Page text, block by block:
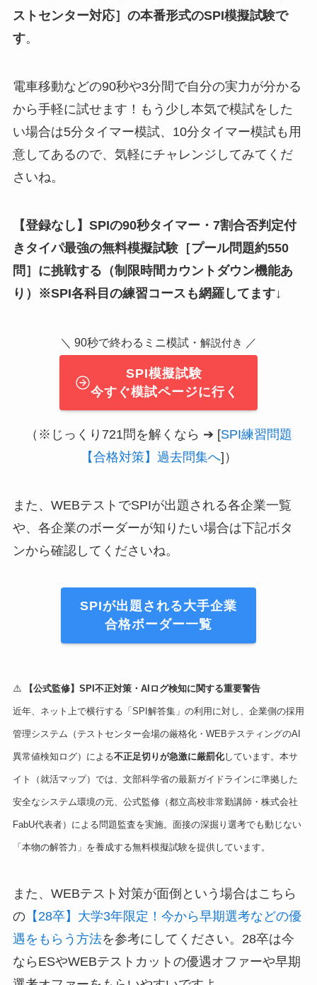
ストセンター対応］ の本番形式のSPI模擬試験で
す。
電車移動などの90秒や3分間で自分の実力が分かる
から手軽に試せます！もう少し本気で模試をした
い場合は5分タイマー模試、10分タイマー模試も用
意してあるので、気軽にチャレンジしてみてくだ
さいね。
【登録なし】SPIの90秒タイマー・7割合否判定付
きタイパ最強の無料模擬試験［プール問題約550
問 ］ に挑戦する（制限時間カウントダウン機能あ
り）※SPI各科目の練習コースも網羅してます↓
＼ 90秒で終わるミニ模試・ 解説付き ／
SPI模擬試験
今すぐ模試ページに行く
（※じっくり721問を解くなら ➔ [SPI練習問題
【合格対策】過去問集へ]）
また、WEBテストでSPIが出題される各企業一覧
や、各企業のボーダーが知りたい場合は下記ボタ
ンから確認してくださいね。
SPIが出題される大手企業
合格ボーダー一覧
⚠️ 【公式監修】SPI不正対策・AIログ検知に関する重要警告
近年、ネット上で横行する「SPI解答集」の利用に対し、企業側の採用
管理システム（テストセンター会場の厳格化・WEBテスティングのAI
異常値検知ログ）による不正足切りが急激に厳罰化しています。本サ
イト（就活マップ）では、文部科学省の最新ガイドラインに準拠した
安全なシステム環境の元、公式監修（都立高校非常勤講師・株式会社
FabU代表者）による問題監査を実施。面接の深掘り選考でも動じない
「本物の解答力」を養成する無料模擬試験を提供しています。
また、WEBテスト対策が面倒という場合はこちら
の【28卒】大学3年限定！今から早期選考などの優
遇をもらう方法を参考にしてください。28卒は今
ならESやWEBテストカットの優遇オファーや早期